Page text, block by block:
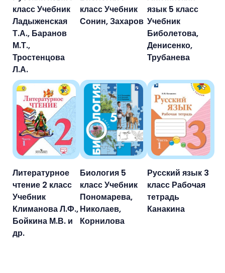
класс Учебник
Ладыженская
Т.А., Баранов
М.Т.,
Тростенцова
Л.А.
класс Учебник
Сонин, Захаров
язык 5 класс
Учебник
Биболетова,
Денисенко,
Трубанева
Литературное
чтение 2 класс
Учебник
Климанова Л.Ф.,
Бойкина М.В. и
др.
Биология 5
класс Учебник
Пономарева,
Николаев,
Корнилова
Русский язык 3
класс Рабочая
тетрадь
Канакина